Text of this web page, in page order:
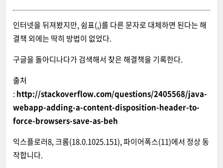
인터넷을 뒤져봤지만, 쉼표(,)를 다른 문자로 대체하면 된다는 해
결책 외에는 딱히 방법이 없었다.
구글을 돌아디나다가 검색해서 찾은 해결책을 기록한다.
출처
: http://stackoverflow.com/questions/2405568/java-
webapp-adding-a-content-disposition-header-to-
force-browsers-save-as-beh
익스플로러8, 크롬(18.0.1025.151), 파이어폭스(11)에서 정상 동
작합니다.